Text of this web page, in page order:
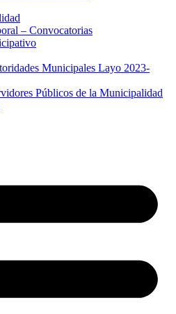
– Convocatorias
Municipales Layo 2023-
Públicos de la Municipalidad